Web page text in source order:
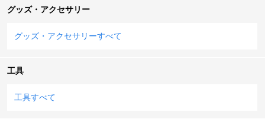
グッズ・アクセサリー
グッズ・アクセサリーすべて
工具
工具すべて